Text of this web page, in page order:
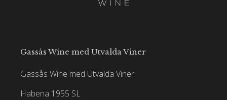
Gassås Wine med Utvalda Viner
Gassås Wine med Utvalda Viner
Habena 1955 SL